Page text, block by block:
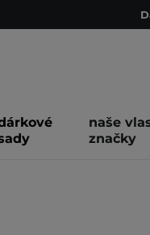
naše
značky